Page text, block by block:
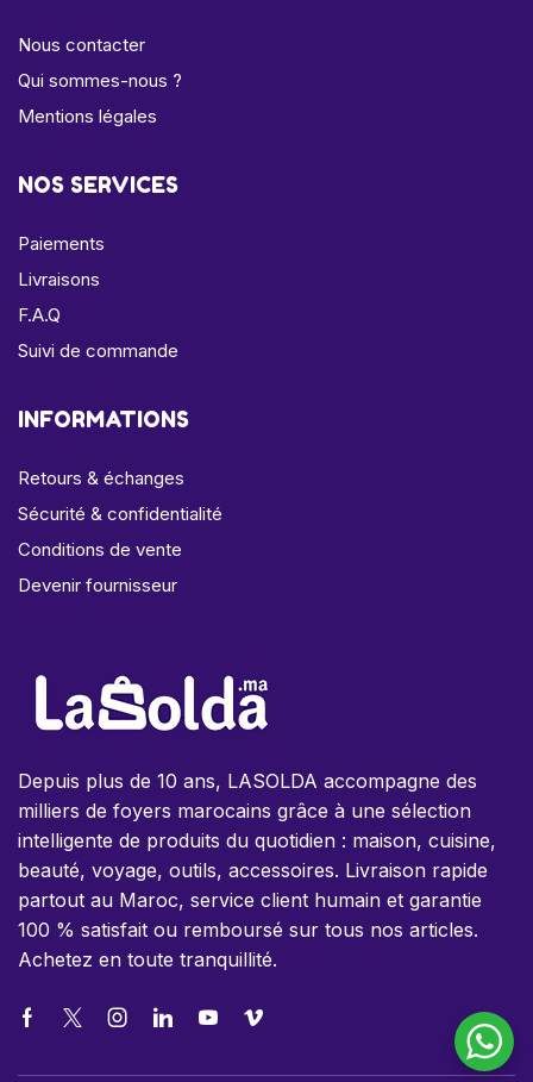
Nous contacter
Qui sommes-nous ?
Mentions légales
NOS SERVICES
Paiements
Livraisons
F.A.Q
Suivi de commande
INFORMATIONS
Retours & échanges
Sécurité & confidentialité
Conditions de vente
Devenir fournisseur
Depuis plus de 10 ans, LASOLDA accompagne des
milliers de foyers marocains grâce à une sélection
intelligente de produits du quotidien : maison, cuisine,
beauté, voyage, outils, accessoires. Livraison rapide
partout au Maroc, service client humain et garantie
100 % satisfait ou remboursé sur tous nos articles.
Achetez en toute tranquillité.